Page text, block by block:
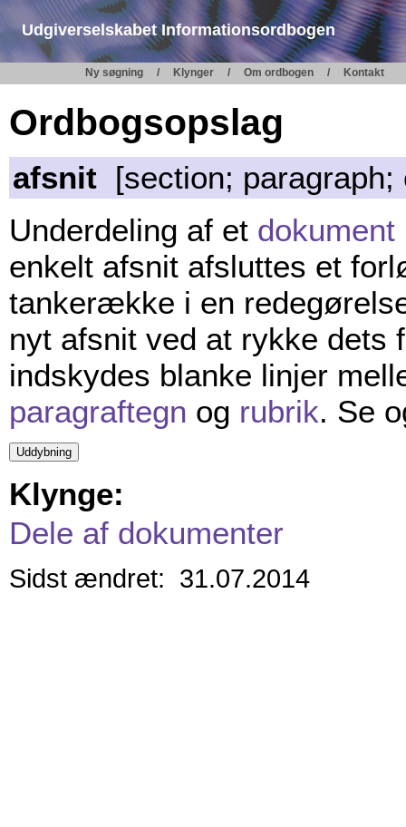
Udgiverselskabet Informationsordbogen
Ny søgning Klynger Om ordbogen Kontakt
Ordbogsopslag
afsnit [section; paragraph;
Underdeling af et dokument
enkelt afsnit afsluttes et
tankerække i en
nyt afsnit ved at rykke dets
indskydes blanke linjer
paragraftegn og rubrik. Se
Klynge:
Dele af dokumenter
Sidst ændret: 31.07.2014